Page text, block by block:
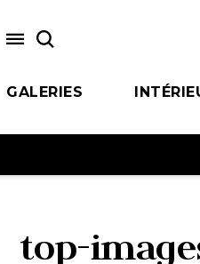
GALERIES
top-